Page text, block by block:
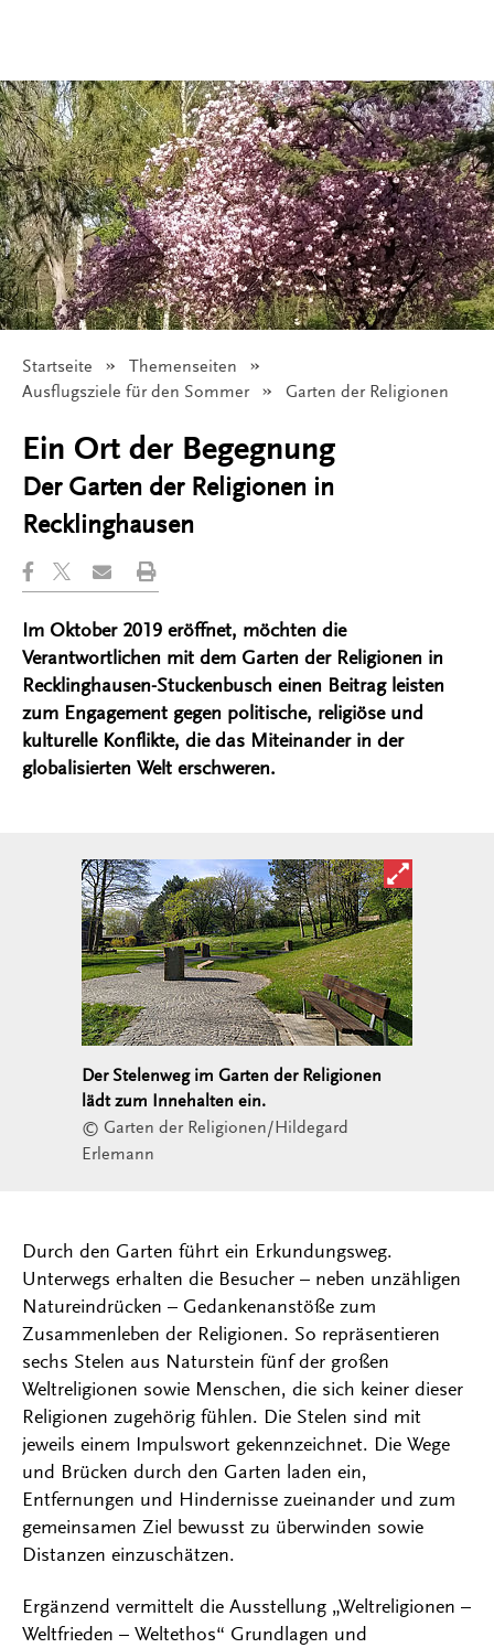
Startseite
Themenseiten
Ausflugsziele für den Sommer
Angezeigt:
Garten der Religionen
Ein Ort der Begegnung
Der Garten der Religionen in
Recklinghausen
Im Oktober 2019 eröffnet, möchten die
Verantwortlichen mit dem Garten der Religionen in
Recklinghausen-Stuckenbusch einen Beitrag leisten
zum Engagement gegen politische, religiöse und
kulturelle Konflikte, die das Miteinander in der
globalisierten Welt erschweren.
Bild in
Der Stelenweg im Garten der Religionen
lädt zum Innehalten ein.
© Garten der Religionen/Hildegard
Erlemann
Durch den Garten führt ein Erkundungsweg.
Unterwegs erhalten die Besucher – neben unzähligen
Natureindrücken – Gedankenanstöße zum
Zusammenleben der Religionen. So repräsentieren
sechs Stelen aus Naturstein fünf der großen
Weltreligionen sowie Menschen, die sich keiner dieser
Religionen zugehörig fühlen. Die Stelen sind mit
jeweils einem Impulswort gekennzeichnet. Die Wege
und Brücken durch den Garten laden ein,
Entfernungen und Hindernisse zueinander und zum
gemeinsamen Ziel bewusst zu überwinden sowie
Distanzen einzuschätzen.
Ergänzend vermittelt die Ausstellung „Weltreligionen –
Weltfrieden – Weltethos“ Grundlagen und